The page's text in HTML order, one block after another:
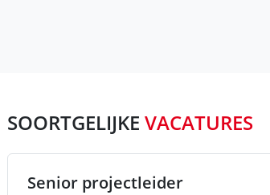
SOORTGELIJKE VACATURES
Senior projectleider